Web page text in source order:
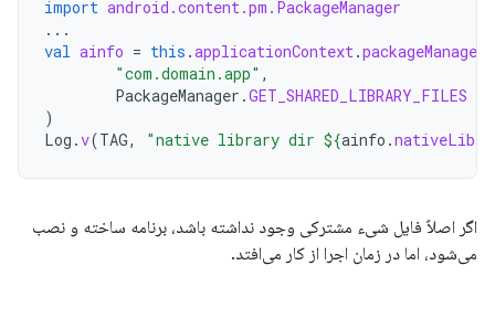
import android.content.pm.PackageManager
...
val ainfo = this .applicationContext.packageManager
"com.domain.app" ,
PackageManager .GET_SHARED_LIBRARY_FILES
)
Log .v(TAG, "native library dir ${ainfo .
اگر اصلاً فایل شیء مشترکی وجود نداشته باشد، برنامه ساخته و نصب
می‌شود، اما در زمان اجرا از کار می‌افتد.